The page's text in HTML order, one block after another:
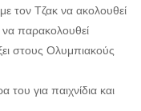
τον Τζακ να ακολουθεί
παρακολουθεί
στους Ολυμπιακούς
για παιχνίδια και